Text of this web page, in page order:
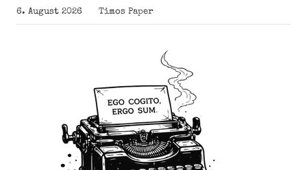
Zum
Inhalt
6. August 2026 Timos Paper